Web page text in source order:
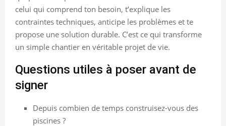
celui qui comprend ton besoin, t’explique les
contraintes techniques, anticipe les problèmes et te
propose une solution durable. C’est ce qui transforme
un simple chantier en véritable projet de vie.
Questions utiles à poser avant de
signer
Depuis combien de temps construisez-vous des
piscines ?